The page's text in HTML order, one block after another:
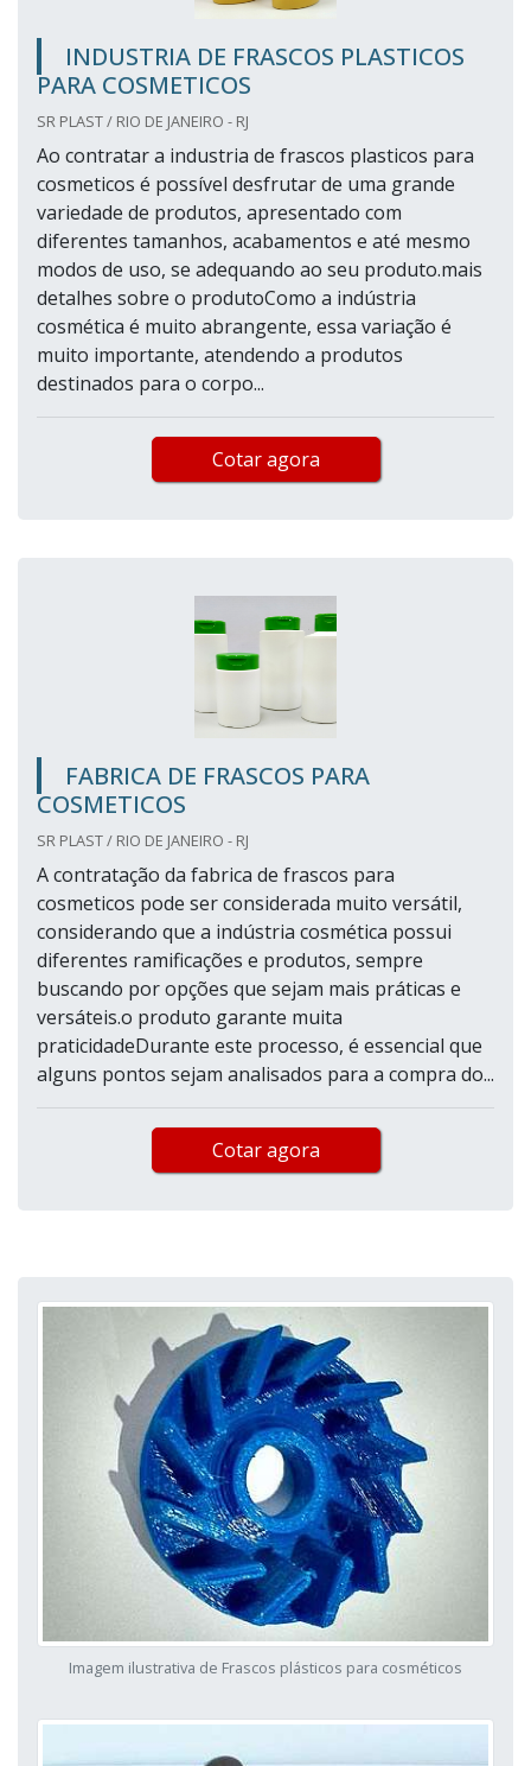
INDUSTRIA DE FRASCOS PLASTICOS
PARA COSMETICOS
SR PLAST / RIO DE JANEIRO - RJ
Ao contratar a industria de frascos plasticos para
cosmeticos é possível desfrutar de uma grande
variedade de produtos, apresentado com
diferentes tamanhos, acabamentos e até mesmo
modos de uso, se adequando ao seu produto.mais
detalhes sobre o produtoComo a indústria
cosmética é muito abrangente, essa variação é
muito importante, atendendo a produtos
destinados para o corpo...
Cotar agora
FABRICA DE FRASCOS PARA
COSMETICOS
SR PLAST / RIO DE JANEIRO - RJ
A contratação da fabrica de frascos para
cosmeticos pode ser considerada muito versátil,
considerando que a indústria cosmética possui
diferentes ramificações e produtos, sempre
buscando por opções que sejam mais práticas e
versáteis.o produto garante muita
praticidadeDurante este processo, é essencial que
alguns pontos sejam analisados para a compra do...
Cotar agora
Imagem ilustrativa de Frascos plásticos para cosméticos